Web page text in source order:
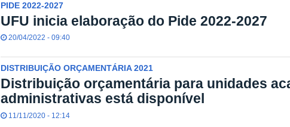
PIDE 2022-2027
UFU inicia elaboração do Pide 2022-2027
20/04/2022 - 09:40
DISTRIBUIÇÃO ORÇAMENTÁRIA 2021
Distribuição orçamentária para unidades
administrativas está disponível
11/11/2020 - 12:14